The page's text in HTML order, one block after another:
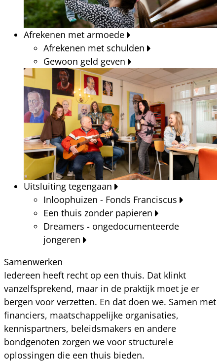
Afrekenen met armoede
Afrekenen met schulden
Gewoon geld geven
Uitsluiting tegengaan
Inloophuizen - Fonds Franciscus
Een thuis zonder papieren
Dreamers - ongedocumenteerde
jongeren
Samenwerken
Iedereen heeft recht op een thuis. Dat klinkt
vanzelfsprekend, maar in de praktijk moet je er
bergen voor verzetten. En dat doen we. Samen met
financiers, maatschappelijke organisaties,
kennispartners, beleidsmakers en andere
bondgenoten zorgen we voor structurele
oplossingen die een thuis bieden.